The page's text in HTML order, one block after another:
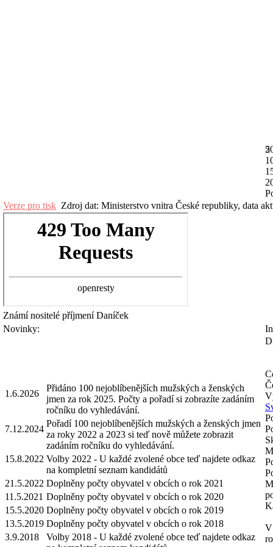
5
Verze pro tisk Zdroj dat: Ministerstvo vnitra České republiky, data
Známí nositelé příjmeníDaníček
Novinky:
1.6.2026
Přidáno 100 nejoblíbenějších mužských a ženských
jmen za rok 2025. Počty a pořadí si zobrazíte zadáním
ročníku do vyhledávání.
7.12.2024
Pořadí 100 nejoblíbenějších mužských a ženských jmen
za roky 2022 a 2023 si teď nově můžete zobrazit
zadáním ročníku do vyhledávání.
15.8.2022 Volby 2022 - U každé zvolené obce teď najdete odkaz
na kompletní seznam kandidátů
21.5.2022 Doplněny počty obyvatel v obcích o rok 2021
11.5.2021 Doplněny počty obyvatel v obcích o rok 2020
15.5.2020 Doplněny počty obyvatel v obcích o rok 2019
13.5.2019 Doplněny počty obyvatel v obcích o rok 2018
3.9.2018
Volby 2018 - U každé zvolené obce teď najdete odkaz
V